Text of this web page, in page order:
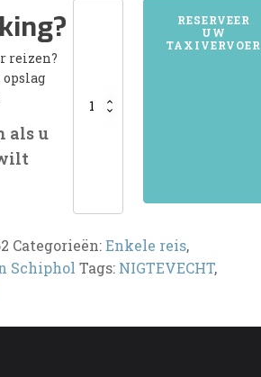
reizen?
opslag
als u
1393NIGTEVECHT
RESERVEER
UW
TAXIVERVOER
Categorieën:Enkele reis,
Schiphol Tags: NIGTEVECHT,